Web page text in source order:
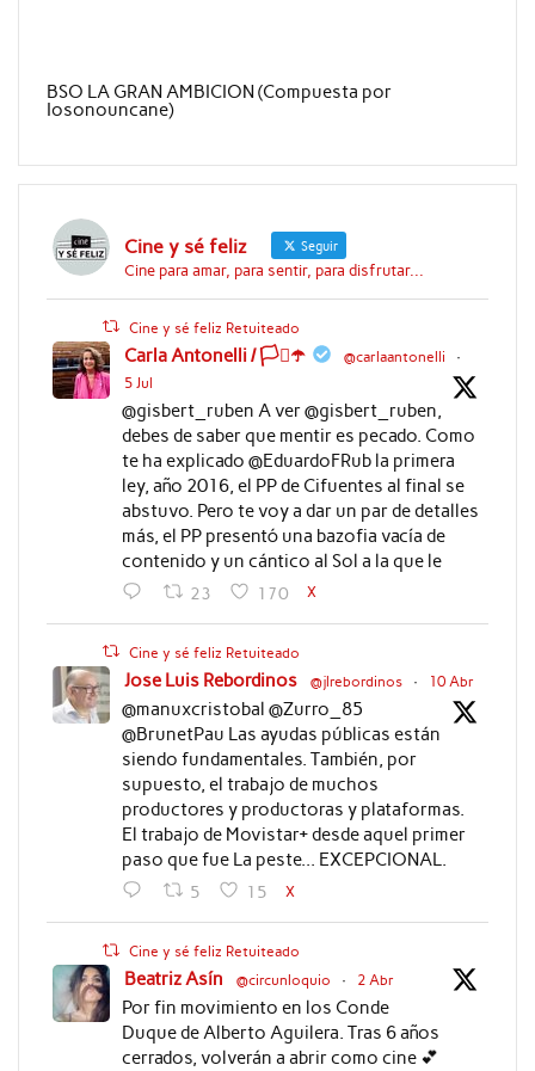
BSO LA GRAN AMBICION (Compuesta por
Iosonouncane)
Cine y sé feliz Seguir
Cine para amar, para sentir, para disfrutar...
Cine y sé feliz Retuiteado
Carla Antonelli / 🏳️‍⚧️☂️ @carlaantonelli
·
5 Jul
@gisbert_ruben A ver @gisbert_ruben,
debes de saber que mentir es pecado. Como
te ha explicado @EduardoFRub la primera
ley, año 2016, el PP de Cifuentes al final se
abstuvo. Pero te voy a dar un par de detalles
más, el PP presentó una bazofia vacía de
contenido y un cántico al Sol a la que le
23 170 X
Cine y sé feliz Retuiteado
Jose Luis Rebordinos @jlrebordinos · 10 Abr
@manuxcristobal @Zurro_85
@BrunetPau Las ayudas públicas están
siendo fundamentales. También, por
supuesto, el trabajo de muchos
productores y productoras y plataformas.
El trabajo de Movistar+ desde aquel primer
paso que fue La peste... EXCEPCIONAL.
5 15 X
Cine y sé feliz Retuiteado
Beatriz Asín @circunloquio · 2 Abr
Por fin movimiento en los Conde
Duque de Alberto Aguilera. Tras 6 años
cerrados, volverán a abrir como cine 💕